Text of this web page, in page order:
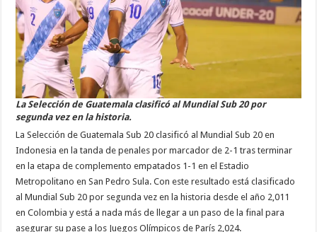
La Selección de Guatemala clasificó al Mundial Sub 20 por
segunda vez en la historia.
La Selección de Guatemala Sub 20 clasificó al Mundial Sub 20 en
Indonesia en la tanda de penales por marcador de 2-1 tras terminar
en la etapa de complemento empatados 1-1 en el Estadio
Metropolitano en San Pedro Sula. Con este resultado está clasificado
al Mundial Sub 20 por segunda vez en la historia desde el año 2,011
en Colombia y está a nada más de llegar a un paso de la final para
asegurar su pase a los Juegos Olímpicos de París 2,024.